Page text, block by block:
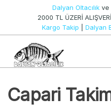
Dalyan Oltacılık ve
2000 TL ÜZERİ
Kargo Takip
Dalyan
Takımları
Capari